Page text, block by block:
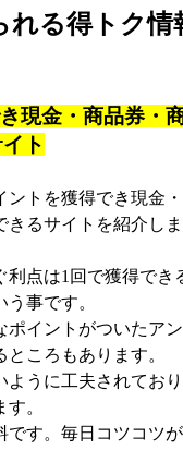
れる得トク情
現金・商品券・
ト
ントを獲得でき現金
るサイトを紹介しま
利点は1回で獲得でき
事です。
ポイントがついたア
ころもあります。
ように工夫されてお
。
です。毎日コツコツ